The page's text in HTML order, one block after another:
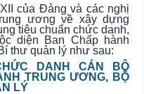
của Đảng và các nghị
ương về xây dựng
tiêu chuẩn chức danh,
diện Ban Chấp hành
thư quản lý như sau:
DANH CÁN BỘ
TRUNG ƯƠNG, BỘ
LÝ